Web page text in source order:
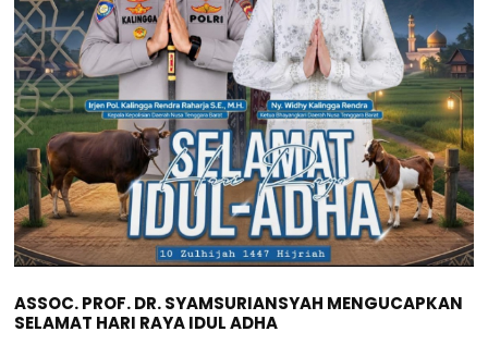
ASSOC. PROF. DR. SYAMSURIANSYAH MENGUCAPKAN
SELAMAT HARI RAYA IDUL ADHA